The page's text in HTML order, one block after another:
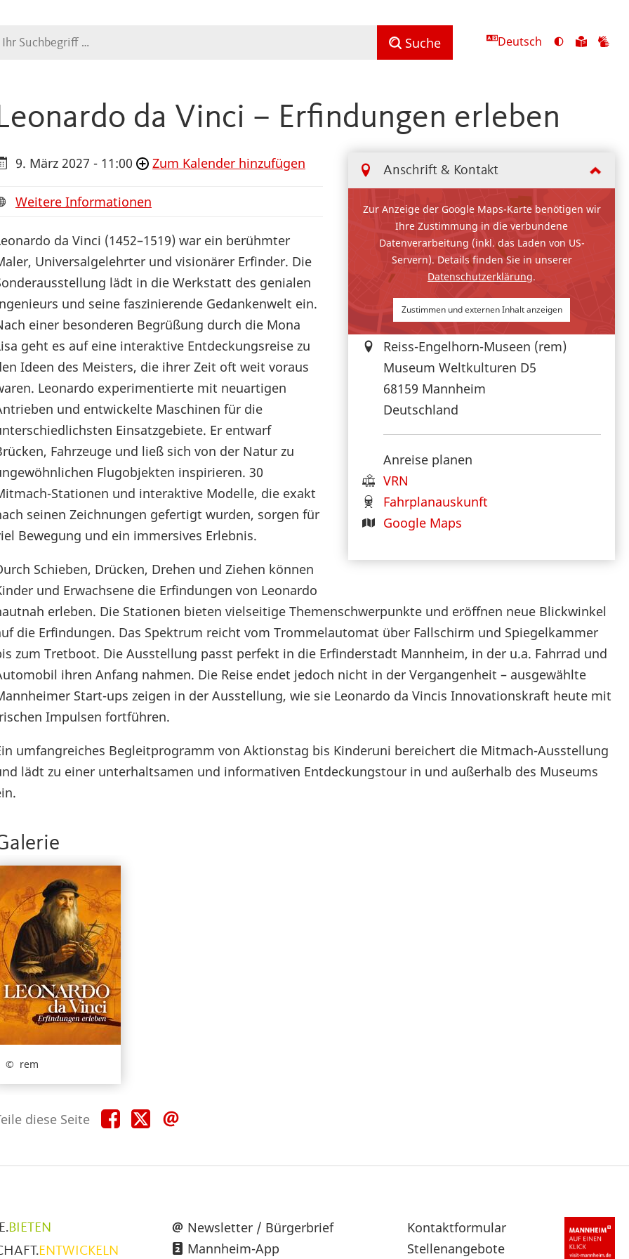
Suche Deutsch
Ansicht
Zu
da Vinci – Erfindungen erleben
Anschrift & Kontakt
Zur Anzeige der Google Maps-Karte benötigen wir
Ihre Zustimmung in die verbundene
Datenverarbeitung (inkl. das Laden von US-
Servern). Details finden Sie in unserer
Datenschutzerklärung.
Zustimmen und externen Inhalt anzeigen
Reiss-Engelhorn-Museen (rem)
Museum Weltkulturen D5
68159 Mannheim
Deutschland
Anreise planen
VRN
Fahrplanauskunft
Google Maps
9. März 2027 - 11:00 Zum Kalender hinzufügen
Weitere Informationen
da Vinci (1452–1519) war ein berühmter
Universalgelehrter und visionärer Erfinder. Die
lädt in die Werkstatt des genialen
und seine faszinierende Gedankenwelt ein.
einer besonderen Begrüßung durch die Mona
geht es auf eine interaktive Entdeckungsreise zu
Ideen des Meisters, die ihrer Zeit oft weit voraus
Leonardo experimentierte mit neuartigen
und entwickelte Maschinen für die
Einsatzgebiete. Er entwarf
Fahrzeuge und ließ sich von der Natur zu
Flugobjekten inspirieren. 30
Stationen und interaktive Modelle, die exakt
seinen Zeichnungen gefertigt wurden, sorgen für
Bewegung und ein immersives Erlebnis.
Schieben, Drücken, Drehen und Ziehen können
und Erwachsene die Erfindungen von Leonardo
erleben. Die Stationen bieten vielseitige Themenschwerpunkte und eröffnen neue Blickwinkel
die Erfindungen. Das Spektrum reicht vom Trommelautomat über Fallschirm und Spiegelkammer
zum Tretboot. Die Ausstellung passt perfekt in die Erfinderstadt Mannheim, in der u.a. Fahrrad und
ihren Anfang nahmen. Die Reise endet jedoch nicht in der Vergangenheit – ausgewählte
Start-ups zeigen in der Ausstellung, wie sie Leonardo da Vincis Innovationskraft heute mit
Impulsen fortführen.
umfangreiches Begleitprogramm von Aktionstag bis Kinderuni bereichert die Mitmach-Ausstellung
lädt zu einer unterhaltsamen und informativen Entdeckungstour in und außerhalb des Museums
rem
diese Seite Teile
diese
Teile
diese
BIETEN
ENTWICKELN
Newsletter / Bürgerbrief
Mannheim-App
Sekundärnavigation
im
Kontaktformular
Stellenangebote